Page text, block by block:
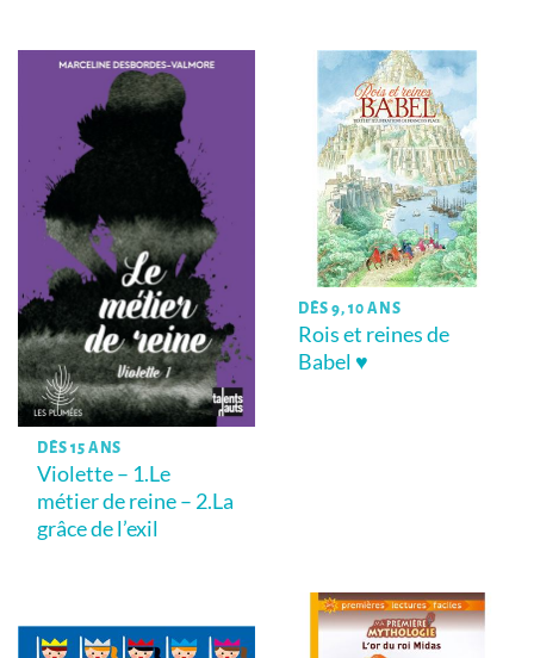
DÈS 15 ANS
Violette – 1.Le
métier de reine – 2.La
grâce de l’exil
DÈS 9, 10 ANS
Rois et reines de
Babel ♥